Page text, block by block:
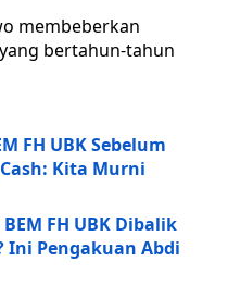
membeberkan
bertahun-tahun
FH UBK Sebelum
Kita Murni
FH UBK Dibalik
Ini Pengakuan Abdi